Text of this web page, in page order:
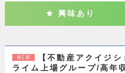
興味あり
NEW
【不動産アクイジ
ライム上場グループ/高年